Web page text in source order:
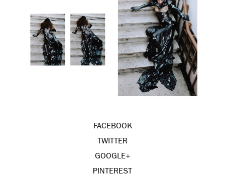
FACEBOOK
TWITTER
GOOGLE+
PINTEREST